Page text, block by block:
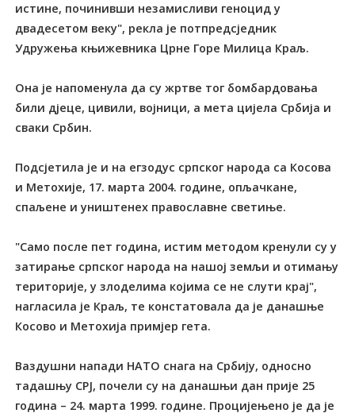
истине, починивши незамисливи геноцид у
двадесетом веку", рекла је потпредсједник
Удружења књижевника Црне Горе Милица Краљ.
Она је напоменула да су жртве тог бомбардовања
били дјеце, цивили, војници, а мета цијела Србија и
сваки Србин.
Подсјетила је и на егзодус српског народа са Косова
и Метохије, 17. марта 2004. године, опљачкане,
спаљене и уништенех православне светиње.
"Само после пет година, истим методом кренули су у
затирање српског народа на нашој земљи и отимању
територије, у злоделима којима се не слути крај",
нагласила је Краљ, те констатовала да је данашње
Косово и Метохија примјер гета.
Ваздушни напади НАТО снага на Србију, односно
тадашњу СРЈ, почели су на данашњи дан прије 25
година – 24. марта 1999. године. Процијењено је да је